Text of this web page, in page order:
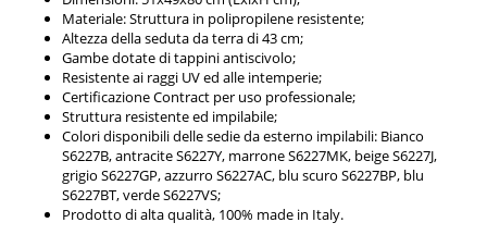
Materiale: Struttura in polipropilene resistente;
Altezza della seduta da terra di 43 cm;
Gambe dotate di tappini antiscivolo;
Resistente ai raggi UV ed alle intemperie;
Certificazione Contract per uso professionale;
Struttura resistente ed impilabile;
Colori disponibili delle sedie da esterno impilabili: Bianco
S6227B, antracite S6227Y, marrone S6227MK, beige S6227J,
grigio S6227GP, azzurro S6227AC, blu scuro S6227BP, blu
S6227BT, verde S6227VS;
Prodotto di alta qualità, 100% made in Italy.